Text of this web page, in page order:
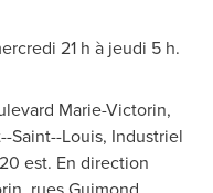
21 h à jeudi 5 h.
Marie-Victorin,
Saint--Louis, Industriel
est. En direction